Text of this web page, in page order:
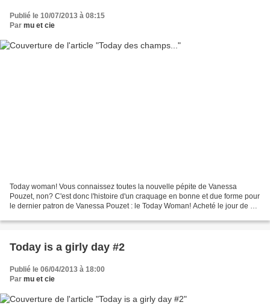
Publié le 10/07/2013 à 08:15
Par mu et cie
Today woman! Vous connaissez toutes la nouvelle pépite de Vanessa
Pouzet, non? C'est donc l'histoire d'un craquage en bonne et due forme pour
le dernier patron de Vanessa Pouzet : le Today Woman! Acheté le jour de sa
Today is a girly day #2
Publié le 06/04/2013 à 18:00
Par mu et cie